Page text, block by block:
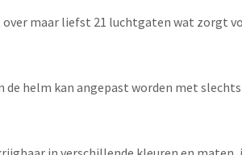
maar liefst 21 luchtgaten wat zorgt
helm kan angepast worden met slechts